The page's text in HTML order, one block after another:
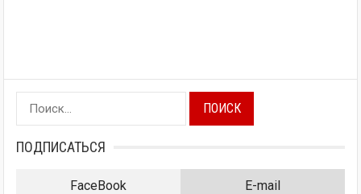
Найти:
ПОДПИСАТЬСЯ
FaceBook E-mail